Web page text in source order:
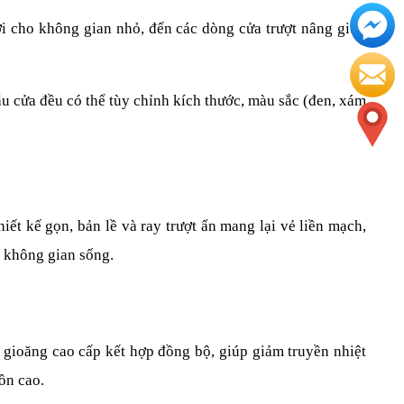
không gian nhỏ, đến các dòng cửa trượt nâng giúp
đều có thể tùy chỉnh kích thước, màu sắc (đen, xám
kế gọn, bản lề và ray trượt ẩn mang lại vẻ liền mạch,
gian sống.
cao cấp kết hợp đồng bộ, giúp giảm truyền nhiệt
cao.